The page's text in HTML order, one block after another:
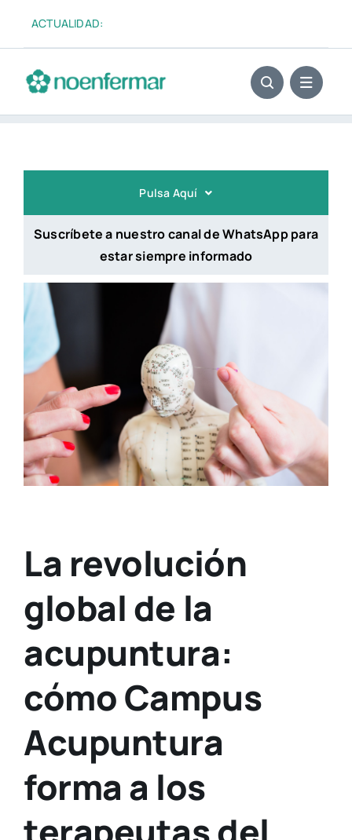
contenido
ACTUALIDAD:
Pulsa Aquí
Suscríbete a nuestro canal de WhatsApp para
estar siempre informado
La revolución
global de la
acupuntura:
cómo Campus
Acupuntura
forma a los